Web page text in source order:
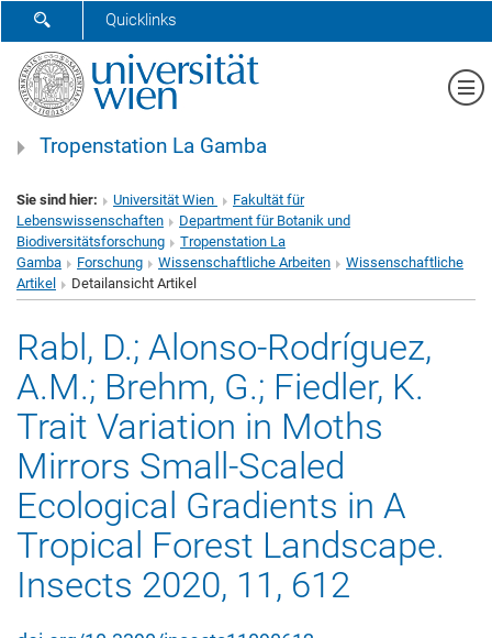
SUCHFORMULAR ÖFFNEN
Quicklinks
Tropenstation La Gamba
Sie sind hier: Universität Wien
Fakultät für
Lebenswissenschaften
Department für Botanik und
Biodiversitätsforschung
Tropenstation La
Gamba
Forschung Wissenschaftliche Arbeiten
Wissenschaftliche
Artikel
Detailansicht Artikel
Rabl, D.; Alonso-Rodríguez,
A.M.; Brehm, G.; Fiedler, K.
Trait Variation in Moths
Mirrors Small-Scaled
Ecological Gradients in A
Tropical Forest Landscape.
Insects 2020, 11, 612